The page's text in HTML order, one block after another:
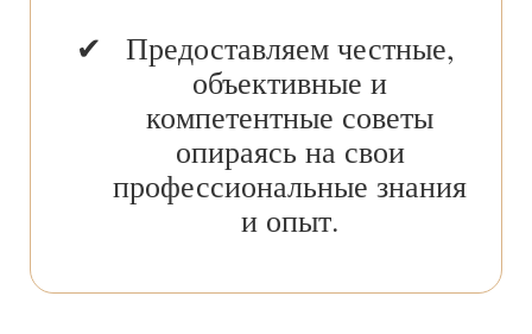
Предоставляем честные,
объективные и
компетентные советы
опираясь на свои
профессиональные знания
и опыт.